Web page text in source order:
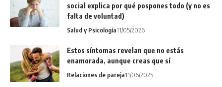
social explica por qué pospones todo (y no es
falta de voluntad)
Salud y Psicología11/05/2026
Estos síntomas revelan que no estás
enamorada, aunque creas que sí
Relaciones de pareja11/06/2025